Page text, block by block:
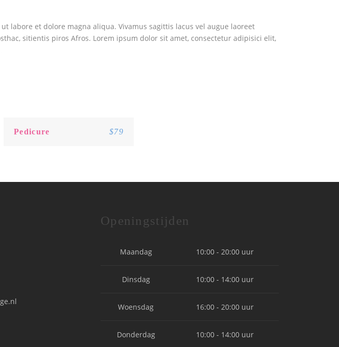
labore et dolore magna aliqua. Vivamus sagittis lacus vel augue laoreet
sitientis piros Afros. Lorem ipsum dolor sit amet, consectetur adipisici elit,
Pedicure $79
Openingstijden
Maandag 10:00 - 20:00 uur
Dinsdag 10:00 - 14:00 uur
Woensdag 16:00 - 20:00 uur
Donderdag 10:00 - 14:00 uur